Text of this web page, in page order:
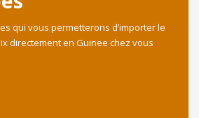
qui vous permetterons d’importer le
directement en Guinee chez vous